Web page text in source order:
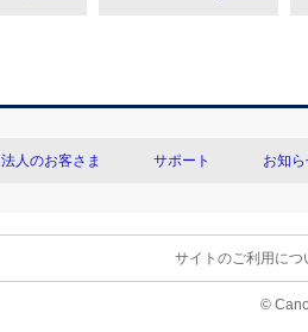
法人のお客さま サポート お知
サイトのご利用につ
©